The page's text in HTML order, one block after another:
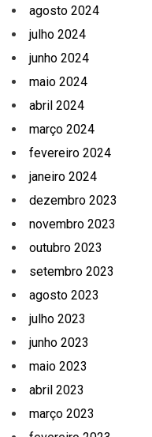
agosto 2024
julho 2024
junho 2024
maio 2024
abril 2024
março 2024
fevereiro 2024
janeiro 2024
dezembro 2023
novembro 2023
outubro 2023
setembro 2023
agosto 2023
julho 2023
junho 2023
maio 2023
abril 2023
março 2023